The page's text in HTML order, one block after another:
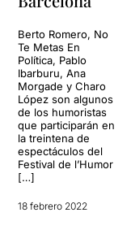
Berto Romero, No
Te Metas En
Política, Pablo
Ibarburu, Ana
Morgade y Charo
López son algunos
de los humoristas
que participarán en
la treintena de
espectáculos del
Festival de l’Humor
[…]
18 febrero 2022